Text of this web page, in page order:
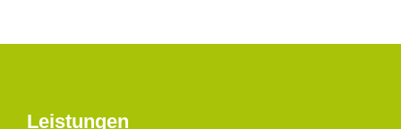
Leistungen